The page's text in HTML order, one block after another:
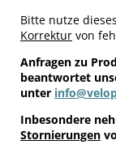
Bitte nutze
Korrektur von
Anfragen zu
beantwortet
unter
Inbesondere
Stornierungen